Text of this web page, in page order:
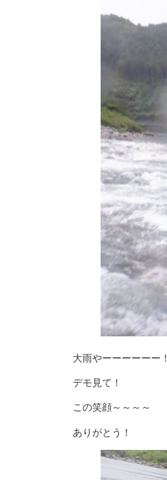
大雨やーーーーーー！
デモ見て！
この笑顔～～～～
ありがとう！